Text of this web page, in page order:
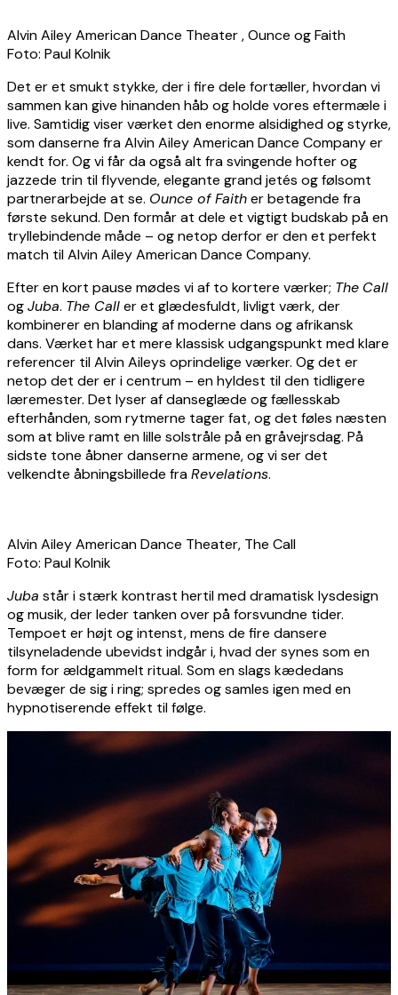
Alvin Ailey American Dance Theater , Ounce og Faith
Foto: Paul Kolnik
Det er et smukt stykke, der i fire dele fortæller, hvordan vi
sammen kan give hinanden håb og holde vores eftermæle i
live. Samtidig viser værket den enorme alsidighed og styrke,
som danserne fra Alvin Ailey American Dance Company er
kendt for. Og vi får da også alt fra svingende hofter og
jazzede trin til flyvende, elegante grand jetés og følsomt
partnerarbejde at se. Ounce of Faither betagende fra
første sekund. Den formår at dele et vigtigt budskab på en
tryllebindende måde – og netop derfor er den et perfekt
match til Alvin Ailey American Dance Company.
Efter en kort pause mødes vi af to kortere værker; The Call
ogJuba. The Caller et glædesfuldt, livligt værk, der
kombinerer en blanding af moderne dans og afrikansk
dans. Værket har et mere klassisk udgangspunkt med klare
referencer til Alvin Aileys oprindelige værker. Og det er
netop det der er i centrum – en hyldest til den tidligere
læremester. Det lyser af danseglæde og fællesskab
efterhånden, som rytmerne tager fat, og det føles næsten
som at blive ramt en lille solstråle på en gråvejrsdag. På
sidste tone åbner danserne armene, og vi ser det
velkendte åbningsbillede fraRevelations.
Alvin Ailey American Dance Theater, The Call
Foto: Paul Kolnik
Juba står i stærk kontrast hertil med dramatisk lysdesign
og musik, der leder tanken over på forsvundne tider.
Tempoet er højt og intenst, mens de fire dansere
tilsyneladende ubevidst indgår i, hvad der synes som en
form for ældgammelt ritual. Som en slags kædedans
bevæger de sig i ring; spredes og samles igen med en
hypnotiserende effekt til følge.